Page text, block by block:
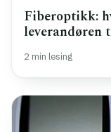
Fiberoptikk:
leverandøren
2 min lesing